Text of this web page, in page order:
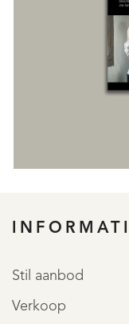
Stil aanbod
Verkoop